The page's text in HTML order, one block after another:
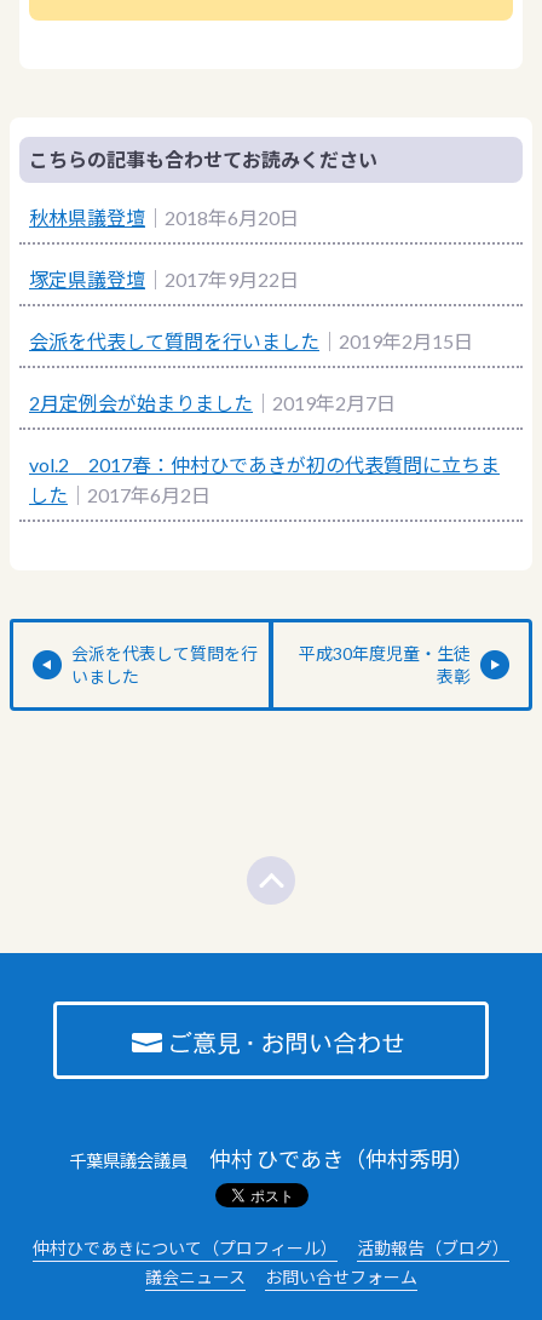
こちらの記事も合わせてお読みください
秋林県議登壇 ｜2018年6月20日
塚定県議登壇 ｜2017年9月22日
会派を代表して質問を行いました ｜2019年2月15日
2月定例会が始まりました ｜2019年2月7日
vol.2 2017春：仲村ひであきが初の代表質問に立ちま
した ｜2017年6月2日
会派を代表して質問を行
いました
平成30年度児童・生徒
表彰
千葉県議会議員 仲村 ひであき（仲村秀明）
仲村ひであきについて（プロフィール）
活動報告（ブログ）
議会ニュース
お問い合せフォーム